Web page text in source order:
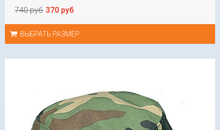
740 руб 370 руб
ВЫБРАТЬ РАЗМЕР